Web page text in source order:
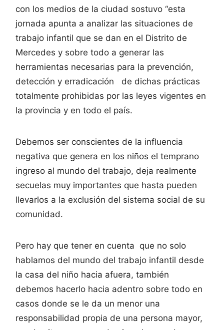
con los medios de la ciudad sostuvo “esta
jornada apunta a analizar las situaciones de
trabajo infantil que se dan en el Distrito de
Mercedes y sobre todo a generar las
herramientas necesarias para la prevención,
detección y erradicación de dichas prácticas
totalmente prohibidas por las leyes vigentes en
la provincia y en todo el país.
Debemos ser conscientes de la influencia
negativa que genera en los niños el temprano
ingreso al mundo del trabajo, deja realmente
secuelas muy importantes que hasta pueden
llevarlos a la exclusión del sistema social de su
comunidad.
Pero hay que tener en cuenta que no solo
hablamos del mundo del trabajo infantil desde
la casa del niño hacia afuera, también
debemos hacerlo hacia adentro sobre todo en
casos donde se le da un menor una
responsabilidad propia de una persona mayor,